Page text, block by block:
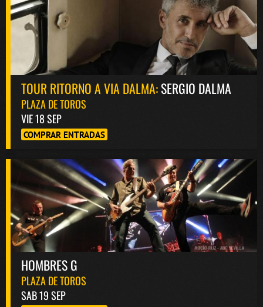
TOUR RITORNO A VIA DALMA:SERGIO DALMA
PLAZA DE TOROS
VIE 18 SEP
COMPRAR ENTRADAS
HOMBRES G
PLAZA DE TOROS
SAB 19 SEP